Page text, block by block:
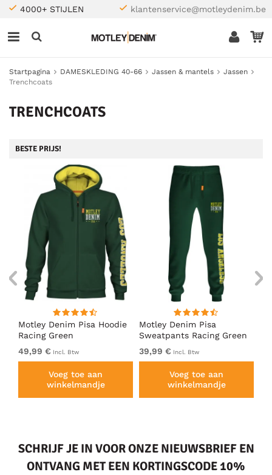
4000+ STIJLEN klantenservice@motleydenim.be
Startpagina DAMESKLEDING 40-66 Jassen & mantels
Jassen
Trenchcoats
TRENCHCOATS
BESTE PRIJS!
Motley Denim Pisa Hoodie
Racing Green
49,99 € Incl. Btw
Voeg toe aan
winkelmandje
Motley Denim Pisa
Sweatpants Racing Green
39,99 € Incl. Btw
Voeg toe aan
winkelmandje
SCHRIJF JE IN VOOR ONZE NIEUWSBRIEF EN
ONTVANG MET EEN KORTINGSCODE 10%